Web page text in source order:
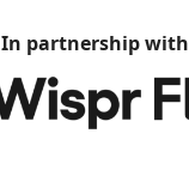
In partnership with